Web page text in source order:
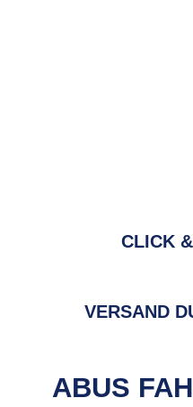
CLICK
VERSAND
ABUS